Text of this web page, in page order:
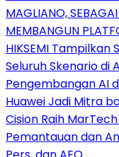
MAGLIANO,
MEMBANGUN
HIKSEMI
Seluruh Skenario di
Pengembangan AI
Huawei Jadi Mitra
Cision Raih
Pemantauan dan